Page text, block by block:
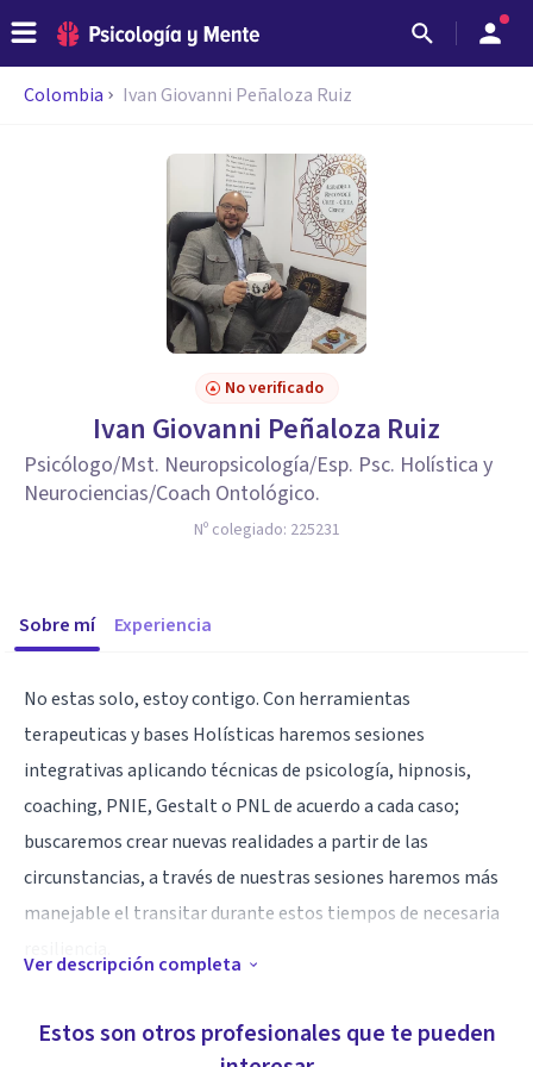
Colombia Ivan Giovanni Peñaloza Ruiz
No verificado
Ivan Giovanni Peñaloza Ruiz
Psicólogo/Mst. Neuropsicología/Esp. Psc. Holística y
Neurociencias/Coach Ontológico.
Nº colegiado: 225231
Sobre mí Experiencia
No estas solo, estoy contigo. Con herramientas
terapeuticas y bases Holísticas haremos sesiones
integrativas aplicando técnicas de psicología, hipnosis,
coaching, PNIE, Gestalt o PNL de acuerdo a cada caso;
buscaremos crear nuevas realidades a partir de las
circunstancias, a través de nuestras sesiones haremos más
manejable el transitar durante estos tiempos de necesaria
Gracias a técnicas de intervención de última generación y
Ver descripción completa
Estos son otros profesionales que te pueden